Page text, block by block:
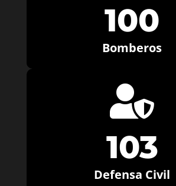
100
Bomberos

103
Defensa Civil